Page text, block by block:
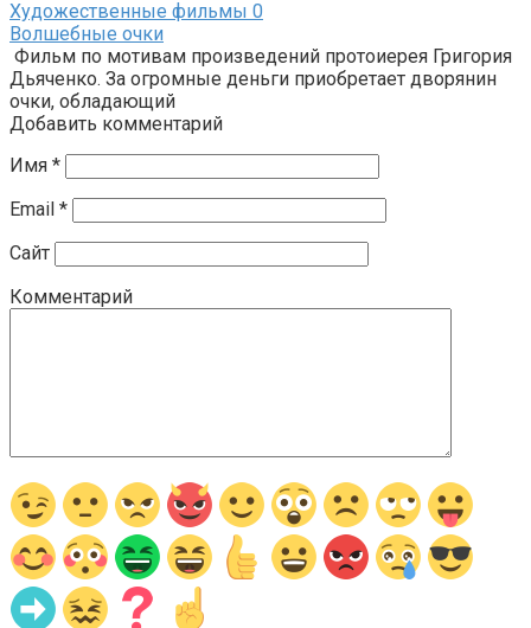
Художественные фильмы 0
Волшебные очки
Фильм по мотивам произведений протоиерея Григория
Дьяченко. За огромные деньги приобретает дворянин
очки, обладающий
Добавить комментарий
Имя *
Email *
Сайт
Комментарий